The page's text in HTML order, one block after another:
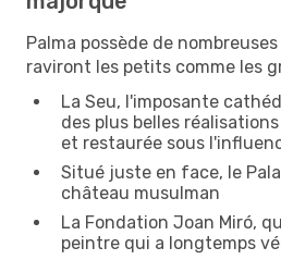
Palma possède de
raviront les petits comme les
La Seu, l'imposante
des plus belles
et restaurée sous
Situé juste en face, le
château musulman
La Fondation Joan Miró,
peintre qui a longtemps